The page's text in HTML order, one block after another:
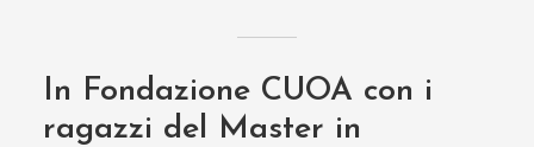
In Fondazione CUOA con i
ragazzi del Master in